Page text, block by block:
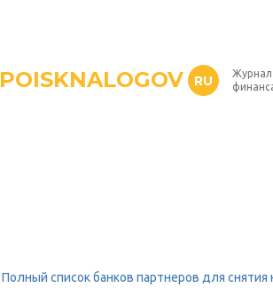
POISKNALOGOV RU
Журнал
Полный список банков партнеров для снятия